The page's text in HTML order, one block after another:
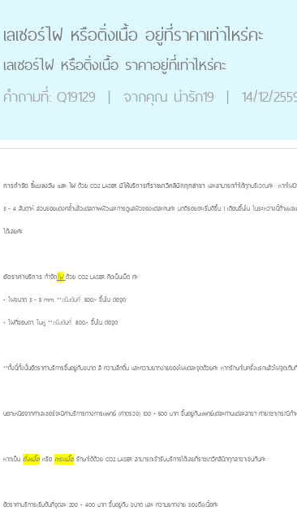
เลเซอร์ไฝ หรือติ่งเนื้อ อยู่ที่ราคาเท่าไหร่คะ
เลเซอร์ไฝ หรือติ่งเนื้อ ราคาอยู่ที่เท่าไหร่คะ
คำถามที่: Q19129 | จากคุณ น่ารัก19 | 14/12/
การกำจัด ขี้แมลงวัน และ ไฝด้วย CO2 LASER มีให้บริการที่ราชเทวีคลินิกทุกสาขาและสามารถทำได้ทุกบริเวณค่ะ หากไฝ
3 - 4 สัปดาห์ ส่วนรอยแดงคล้ำแล้วแต่สภาพผิวและการดูแลผิวของแต่ละคนค่ะ ปกติรอยจะเริ่มดีขึ้น 1 เดือนขึ้นไป ในระหว่างนี้ถ้าแผ
ได้เลยค่ะ
อัตราค่าบริการ กำจัดไฝ ด้วย CO2 LASER คิดเป็นเม็ด ค่ะ
- ไฝขนาด 3 - 5 mm. **เริ่มต้นที่500.- ขึ้นไป ต่อจุด
- ไฝที่ขอบตา, ใบหู **เริ่มต้นที่800.- ขึ้นไป ต่อจุด
**ทั้งนี้ทั้งนั้นอัตราค่าบริการขึ้นอยู่กับขนาด สี ความลึกตื้น และความยากง่ายของไฝแต่ละจุดด้วยค่ะ หากรักษาไปครั้งแรกแล้วไฝจุดเดิมที่
นอกเหนือจากค่าเลเซอร์จะมีค่าบริการทางการแพทย์ (ค่าตรวจ) 100 - 500 บาท ขึ้นอยู่กับแพทย์แต่ละท่านแต่ละสาขา ค่ายาชา(กร
หากเป็น ติ่งเนื้อ หรือ กระเนื้อรักษาได้ด้วย CO2 LASER สามารถเข้ารับบริการได้เลยที่ราชเทวีคลินิกทุกสาขาเช่นกันค่ะ
อัตราค่าบริการเริ่มต้นที่จุดละ 200 - 400 บาท ขึ้นอยู่กับ ขนาด และ ความยากง่าย ของติ่งเนื้อค่ะ